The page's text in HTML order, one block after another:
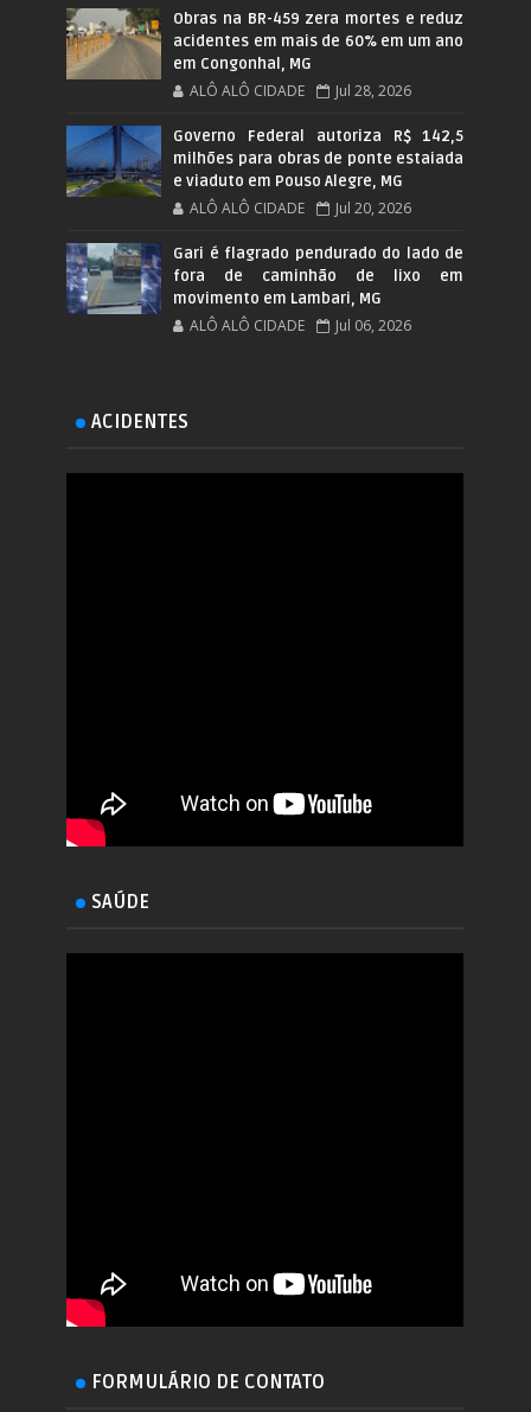
Obras na BR-459 zera mortes e reduz
acidentes em mais de 60% em um ano
em Congonhal, MG
ALÔ ALÔ CIDADE Jul 28, 2026
Governo Federal autoriza R$ 142,5
milhões para obras de ponte estaiada
e viaduto em Pouso Alegre, MG
ALÔ ALÔ CIDADE Jul 20, 2026
Gari é flagrado pendurado do lado de
fora de caminhão de lixo em
movimento em Lambari, MG
ALÔ ALÔ CIDADE Jul 06, 2026
ACIDENTES
SAÚDE
FORMULÁRIO DE CONTATO